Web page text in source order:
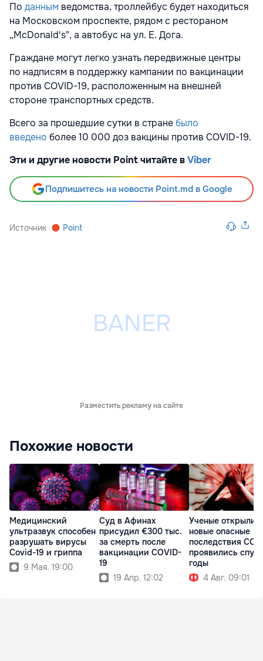
По данным ведомства, троллейбус будет находиться
на Московском проспекте, рядом с рестораном
„McDonald′s", а автобус на ул. Е. Дога.
Граждане могут легко узнать передвижные центры
по надписям в поддержку кампании по вакцинации
против COVID-19, расположенным на внешней
стороне транспортных средств.
Всего за прошедшие сутки в странебыло
введено более 10 000 доз вакцины против COVID-19.
Эти и другие новости Point читайте вViber
Подпишитесь на новости Point.md в Google
Источник Point
Разместить рекламу на сайте
Похожие новости
Медицинский
ультразвук способен
разрушать вирусы
Covid-19 и гриппа
9 Мая. 19:00
Суд в Афинах
присудил €300 тыс.
за смерть после
вакцинации COVID-
19
19 Апр. 12:02
Ученые открыли
новые опасные
последствия
проявились
годы
4 Авг. 09:01